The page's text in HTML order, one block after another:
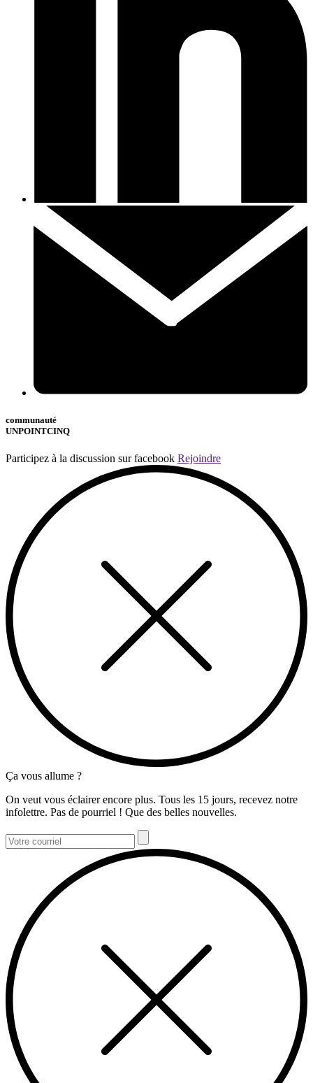
communauté
UNPOINTCINQ
Participez à la discussion sur facebook Rejoindre
Ça vous allume ?
On veut vous éclairer encore plus. Tous les 15 jours, recevez notre
infolettre. Pas de pourriel ! Que des belles nouvelles.